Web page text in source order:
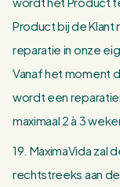
Product bij de
reparatie in onze
Vanaf het moment
wordt een
maximaal 2 à 3
19. MaximaVida zal
rechtstreeks aan